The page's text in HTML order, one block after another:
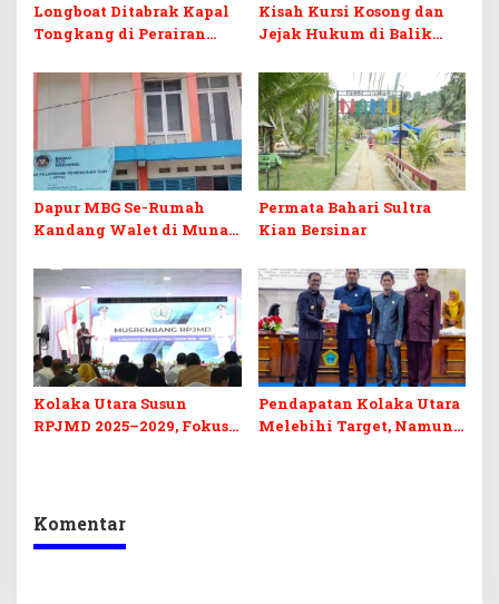
Longboat Ditabrak Kapal
Tongkang di Perairan
Ditemukan Meninggal,
Satu Masih Dicari
Kisah Kursi Kosong dan
Jejak Hukum di Balik
DPRD Koltim
Dapur MBG Se-Rumah
Kandang Walet di Muna,
Permata Bahari Sultra
Kian Bersinar
Kolaka Utara Susun
RPJMD 2025–2029, Fokus
Pendapatan Kolaka Utara
Melebihi Target, Namun
Komentar